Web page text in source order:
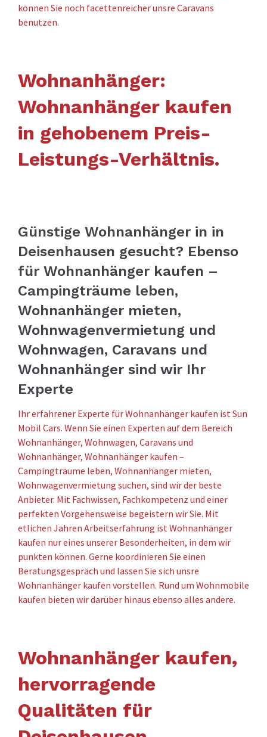
können Sie noch facettenreicher unsre Caravans
benutzen.
Wohnanhänger:
Wohnanhänger kaufen
in gehobenem Preis-
Leistungs-Verhältnis.
Günstige Wohnanhänger in in
Deisenhausen gesucht? Ebenso
für Wohnanhänger kaufen –
Campingträume leben,
Wohnanhänger mieten,
Wohnwagenvermietung und
Wohnwagen, Caravans und
Wohnanhänger sind wir Ihr
Experte
Ihr erfahrener Experte für Wohnanhänger kaufen ist Sun
Mobil Cars. Wenn Sie einen Experten auf dem Bereich
Wohnanhänger, Wohnwagen, Caravans und
Wohnanhänger, Wohnanhänger kaufen –
Campingträume leben, Wohnanhänger mieten,
Wohnwagenvermietung suchen, sind wir der beste
Anbieter. Mit Fachwissen, Fachkompetenz und einer
perfekten Vorgehensweise begeistern wir Sie. Mit
etlichen Jahren Arbeitserfahrung ist Wohnanhänger
kaufen nur eines unserer Besonderheiten, in dem wir
punkten können. Gerne koordinieren Sie einen
Beratungsgespräch und lassen Sie sich unsre
Wohnanhänger kaufen vorstellen. Rund um Wohnmobile
kaufen bieten wir darüber hinaus ebenso alles andere.
Wohnanhänger kaufen,
hervorragende
Qualitäten für